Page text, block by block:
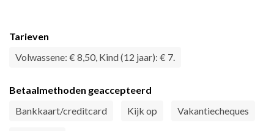
Tarieven
Volwassene: € 8,50, Kind (12 jaar): € 7.
Betaalmethoden geaccepteerd
Bankkaart/creditcard
Kijk op Vakantiecheques